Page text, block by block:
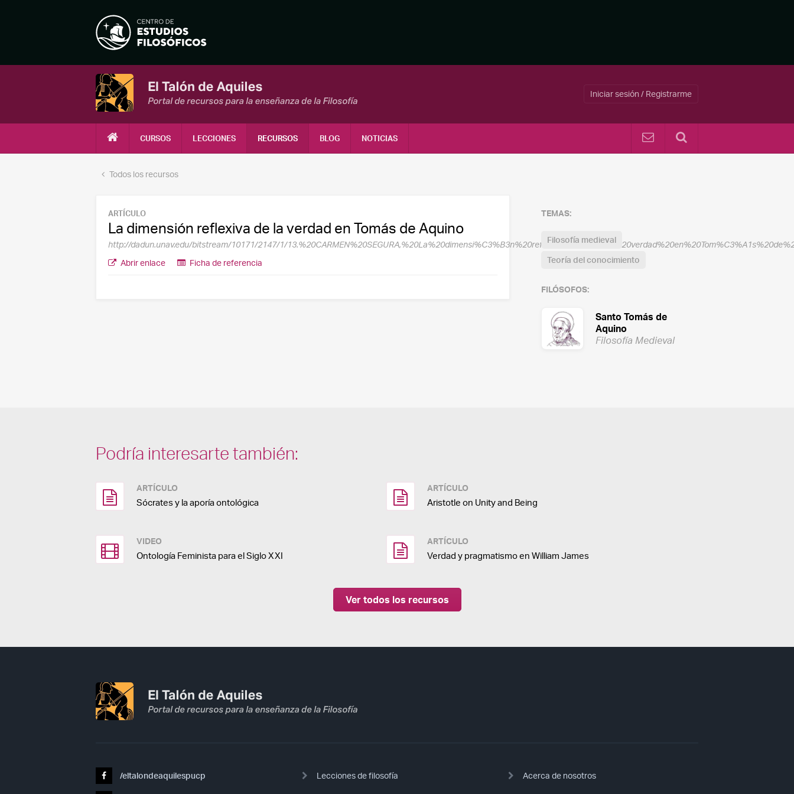
Iniciar sesión / Registrarme
CURSOS LECCIONES RECURSOS BLOG NOTICIAS
Todos los recursos
ARTÍCULO
La dimensión reflexiva de la verdad en Tomás de Aquino
http://dadun.unav.edu/bitstream/10171/2147/1/
Abrir enlace
Ficha de referencia
TEMAS:
Filosofía medieval
Teoría del conocimiento
FILÓSOFOS:
Santo Tomás de
Aquino
Filosofía Medieval
Podría interesarte también:
ARTÍCULO
Sócrates y la aporía ontológica
ARTÍCULO
Aristotle on Unity and Being
VIDEO
Ontología Feminista para el Siglo XXI
ARTÍCULO
Verdad y pragmatismo en William James
Ver todos los recursos
/eltalondeaquilespucp Lecciones de filosofía Acerca de nosotros